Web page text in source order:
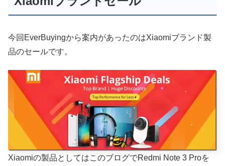
今回EverBuyingから案内があったのはXiaomiブランド製
品のセールです。
Xiaomiの製品としてはこのブログでRedmi Note 3 Proを